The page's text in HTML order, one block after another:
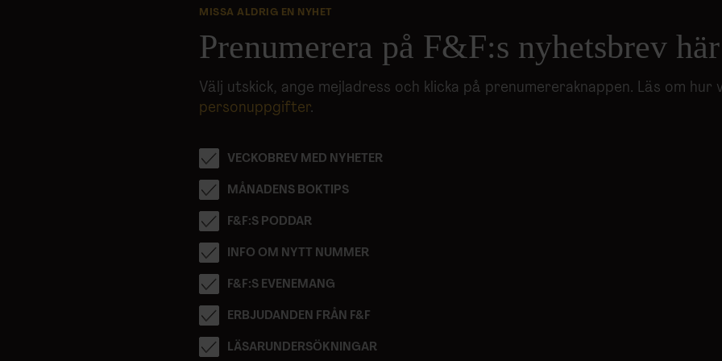
MISSA ALDRIG EN NYHET
Prenumerera på F&F:s nyhetsbrev
Välj utskick, ange mejladress och klicka på prenumereraknappen. Läs om hur
personuppgifter.
VECKOBREV MED NYHETER
MÅNADENS BOKTIPS
F&F:S PODDAR
INFO OM NYTT NUMMER
F&F:S EVENEMANG
ERBJUDANDEN FRÅN F&F
LÄSARUNDERSÖKNINGAR